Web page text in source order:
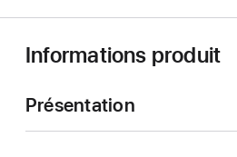
fenêtre)
Informations produit
Présentation